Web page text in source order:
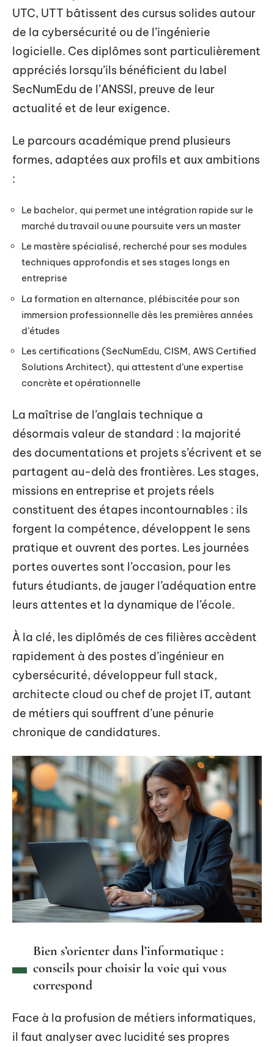
UTC, UTT bâtissent des cursus solides autour
de la cybersécurité ou de l’ingénierie
logicielle. Ces diplômes sont particulièrement
appréciés lorsqu’ils bénéficient du label
SecNumEdu de l’ANSSI, preuve de leur
actualité et de leur exigence.
Le parcours académique prend plusieurs
formes, adaptées aux profils et aux ambitions
:
Le bachelor, qui permet une intégration rapide sur le
marché du travail ou une poursuite vers un master
Le mastère spécialisé, recherché pour ses modules
techniques approfondis et ses stages longs en
entreprise
La formation en alternance, plébiscitée pour son
immersion professionnelle dès les premières années
d’études
Les certifications (SecNumEdu, CISM, AWS Certified
Solutions Architect), qui attestent d’une expertise
concrète et opérationnelle
La maîtrise de l’anglais technique a
désormais valeur de standard : la majorité
des documentations et projets s’écrivent et se
partagent au-delà des frontières. Les stages,
missions en entreprise et projets réels
constituent des étapes incontournables : ils
forgent la compétence, développent le sens
pratique et ouvrent des portes. Les journées
portes ouvertes sont l’occasion, pour les
futurs étudiants, de jauger l’adéquation entre
leurs attentes et la dynamique de l’école.
À la clé, les diplômés de ces filières accèdent
rapidement à des postes d’ingénieur en
cybersécurité, développeur full stack,
architecte cloud ou chef de projet IT, autant
de métiers qui souffrent d’une pénurie
chronique de candidatures.
Bien s’orienter dans l’informatique :
conseils pour choisir la voie qui vous
correspond
Face à la profusion de métiers informatiques,
il faut analyser avec lucidité ses propres